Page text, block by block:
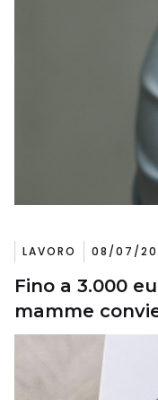
LAVORO 08/07/
Fino a 3.000
mamme